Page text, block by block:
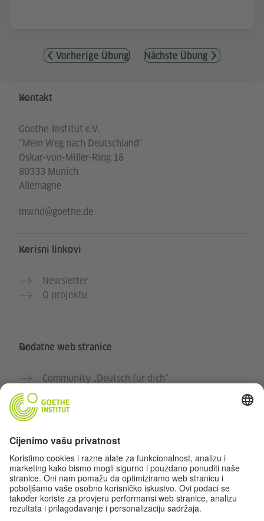
Vorherige Übung Nächste Übung
Service- und Informationsbereich
Kontakt
Goethe-Institut e.V.
"Mein Weg nach Deutschland"
Oskar-von-Miller-Ring 18
80333 Munich
Allemagne
mwnd@goethe.de
Korisni linkovi
Newsletter
O projektu
Dodatne web stranice
Community „Deutsch für dich“
Kurse njemačkog jezika Goethe-Instituta
Privatnost i pristupačnost
Postavke privatnosti